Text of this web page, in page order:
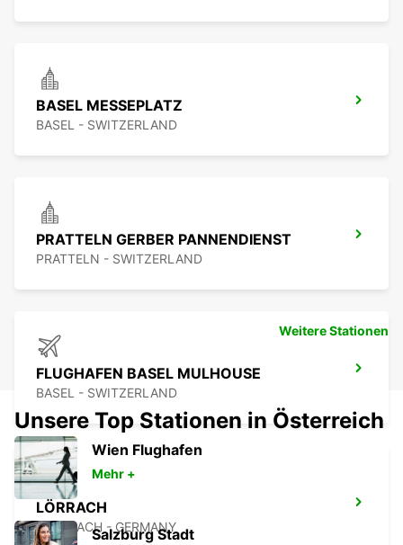
BASEL MESSEPLATZ
BASEL - SWITZERLAND
PRATTELN GERBER PANNENDIENST
PRATTELN - SWITZERLAND
FLUGHAFEN BASEL MULHOUSE
BASEL - SWITZERLAND
LÖRRACH
LOERRACH - GERMANY
Weitere Stationen
Unsere Top Stationen in Österreich
Wien Flughafen
Mehr +
Salzburg Stadt